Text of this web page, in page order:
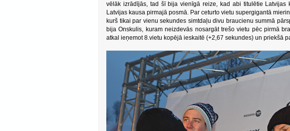
vēlāk izrādījās, tad šī bija vienīgā reize, kad abi titulētie
Latvijas kausa pirmajā posmā. Par ceturto vietu supergigantā
kurš tikai par vienu sekundes simtdaļu divu braucienu summā
bija Onskulis, kuram neizdevās nosargāt trešo vietu pēc pirmā
atkal ieņemot 8.vietu kopējā ieskaitē (+2,67 sekundes) un priekšā